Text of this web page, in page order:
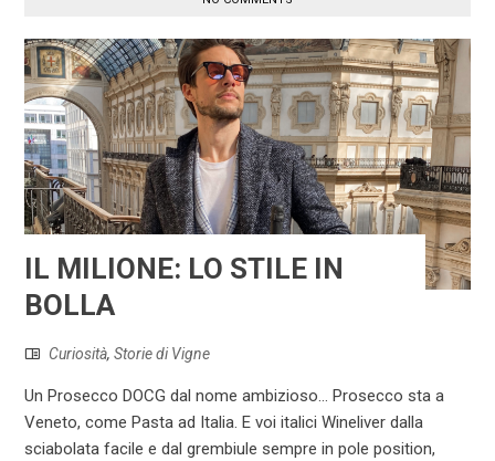
IL MILIONE: LO STILE IN
BOLLA
Curiosità,Storie di Vigne
Un Prosecco DOCG dal nome ambizioso… Prosecco sta a
Veneto, come Pasta ad Italia. E voi italici Wineliver dalla
sciabolata facile e dal grembiule sempre in pole position,